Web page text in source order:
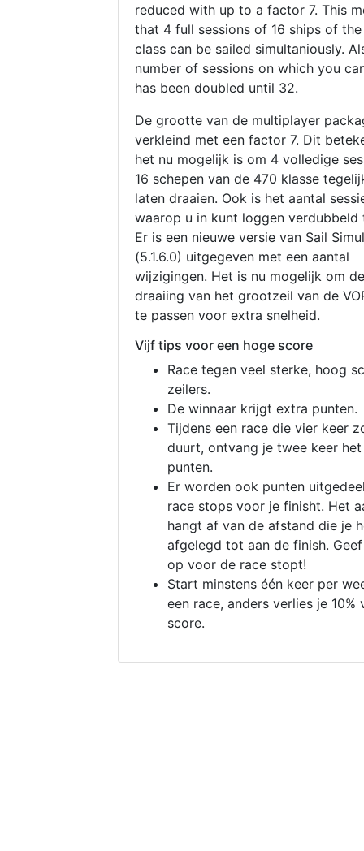
reduced with up to a factor 7. This
that 4 full sessions of 16 ships of
class can be sailed simultaniously.
number of sessions on which you
has been doubled until 32.
De grootte van de multiplayer
verkleind met een factor 7. Dit
het nu mogelijk is om 4 volledige
16 schepen van de 470 klasse
laten draaien. Ook is het aantal
waarop u in kunt loggen verdubbeld
Er is een nieuwe versie van Sail
(5.1.6.0) uitgegeven met een aantal
wijzigingen. Het is nu mogelijk om de
draaiing van het grootzeil van de
te passen voor extra snelheid.
Vijf tips voor een hoge score
Race tegen veel sterke, hoog
zeilers.
De winnaar krijgt extra punten.
Tijdens een race die vier keer
duurt, ontvang je twee keer
punten.
Er worden ook punten
race stops voor je finisht. Het
hangt af van de afstand die je
afgelegd tot aan de finish.
op voor de race stopt!
Start minstens één keer per
een race, anders verlies je 10%
score.